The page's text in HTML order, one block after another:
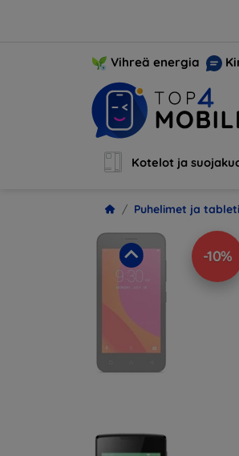
Vihreä energia
Kotelot ja
Puhelimet ja
-10%